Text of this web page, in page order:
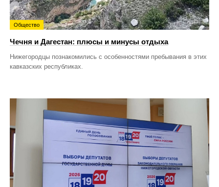
Общество
Чечня и Дагестан: плюсы и минусы отдыха
Нижегородцы познакомились с особенностями пребывания в этих
кавказских республиках.